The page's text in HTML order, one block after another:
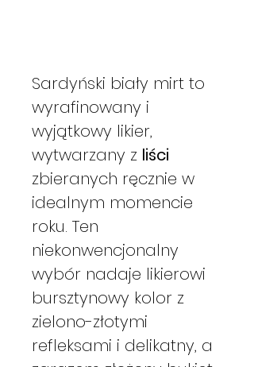
Sardyński biały mirt to
wyrafinowany i
wyjątkowy likier,
wytwarzany z liści
zbieranych ręcznie w
idealnym momencie
roku. Ten
niekonwencjonalny
wybór nadaje likierowi
bursztynowy kolor z
zielono-złotymi
refleksami i delikatny, a